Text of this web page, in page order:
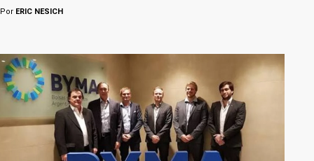
Por ERIC NESICH